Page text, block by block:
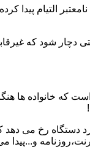
التیام پیدا
دچار شود که
که خانواده ها
رخ می دهد